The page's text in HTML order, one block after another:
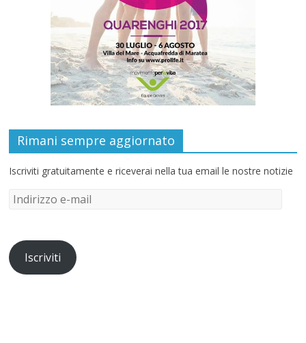
Rimani sempre aggiornato
Iscriviti gratuitamente e riceverai nella tua email le nostre notizie
Iscriviti